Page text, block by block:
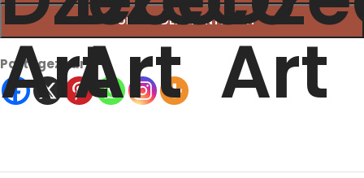
COMMANDER MAINTENANT
Partagez sur